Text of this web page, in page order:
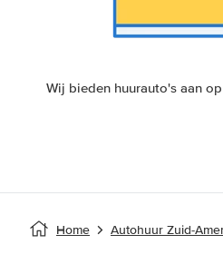
Wij bieden huurauto's aan
Home Autohuur Zuid-